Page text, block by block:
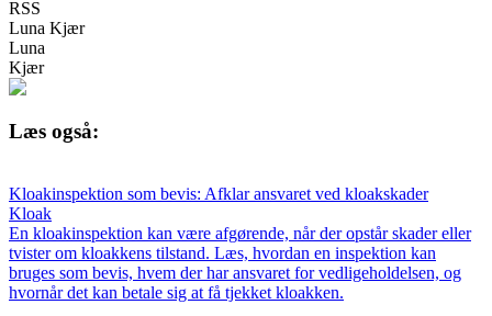
RSS
Luna Kjær
Luna
Kjær
Læs også:
Kloakinspektion som bevis: Afklar ansvaret ved kloakskader
Kloak
En kloakinspektion kan være afgørende, når der opstår skader eller
tvister om kloakkens tilstand. Læs, hvordan en inspektion kan
bruges som bevis, hvem der har ansvaret for vedligeholdelsen, og
hvornår det kan betale sig at få tjekket kloakken.